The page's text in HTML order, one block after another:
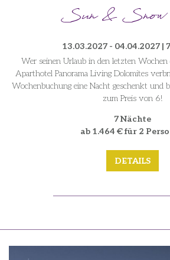
Sun &
13.03.2027 - 04.04.2027 |
Wer seinen Urlaub in den letzten Wochen
Aparthotel Panorama Living Dolomites
Wochenbuchung eine Nacht geschenkt und
zum Preis von 6!
7 Nächte
ab 1.464 € für 2
DETAILS